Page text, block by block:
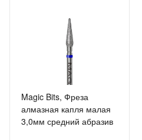
Magic Bits, Фреза
алмазная капля малая
3,0мм средний абразив